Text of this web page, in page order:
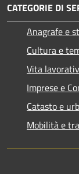
CATEGORIE DI
Anagrafe e
Cultura e
Vita
Imprese e
Catasto e
Mobilità e